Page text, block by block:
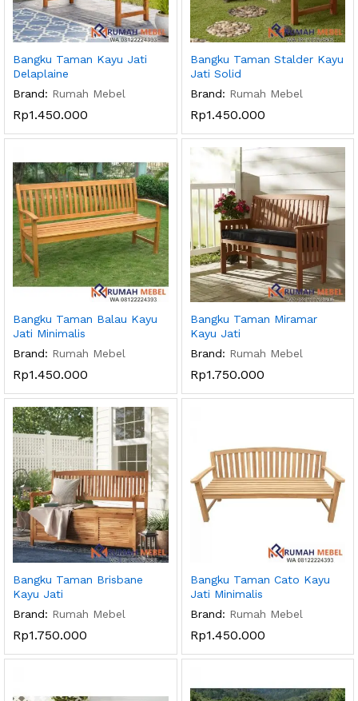
Bangku Taman Kayu Jati
Delaplaine
Brand: Rumah Mebel
Rp1.450.000
Bangku Taman Stalder Kayu
Jati Solid
Brand: Rumah Mebel
Rp1.450.000
Bangku Taman Balau Kayu
Jati Minimalis
Brand: Rumah Mebel
Rp1.450.000
Bangku Taman Miramar
Kayu Jati
Brand: Rumah Mebel
Rp1.750.000
Bangku Taman Brisbane
Kayu Jati
Brand: Rumah Mebel
Rp1.750.000
Bangku Taman Cato Kayu
Jati Minimalis
Brand: Rumah Mebel
Rp1.450.000